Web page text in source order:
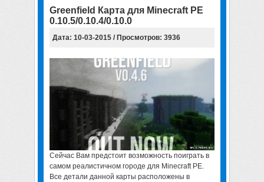
Greenfield Карта для Minecraft PE
0.10.5/0.10.4/0.10.0
Дата: 10-03-2015 / Просмотров: 3936
Сейчас Вам предстоит возможность поиграть в
самом реалистичном городе для Minecraft PE.
Все детали данной карты расположены в